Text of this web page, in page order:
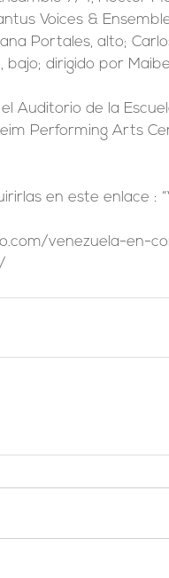
Voices &
Portales, alto;
bajo; dirigido por
Auditorio de la
Performing Arts
en este enlace :
venezuela-en-